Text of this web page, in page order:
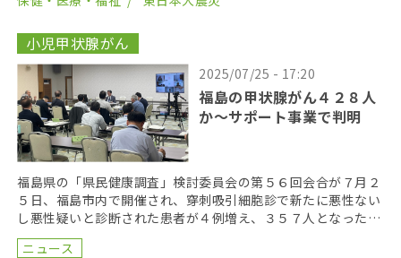
小児甲状腺がん
2025/07/25 - 17:20
福島の甲状腺がん４２８人
か〜サポート事業で判明
福島県の「県民健康調査」検討委員会の第５６回会合が７月２
５日、福島市内で開催され、穿刺吸引細胞診で新たに悪性ない
し悪性疑いと診断された患者が４例増え、３５７人となった。
２０１９年までにがん登録で把握された集計外の患者４７ […]
ニュース